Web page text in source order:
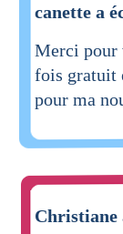
canette a
Merci pour
fois
pour ma